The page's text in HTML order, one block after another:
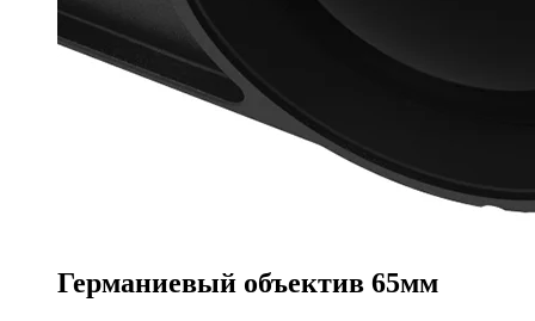
Германиевый объектив 65мм